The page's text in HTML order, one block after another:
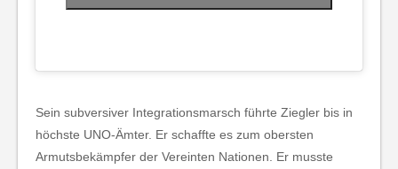
Sein subversiver Integrationsmarsch führte Ziegler bis in
höchste UNO-Ämter. Er schaffte es zum obersten
Armutsbekämpfer der Vereinten Nationen. Er musste